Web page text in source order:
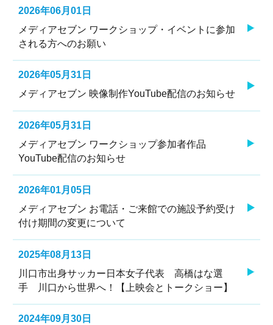
2026年06月01日
メディアセブン ワークショップ・イベントに参加
される方へのお願い
2026年05月31日
メディアセブン 映像制作YouTube配信のお知らせ
2026年05月31日
メディアセブン ワークショップ参加者作品
YouTube配信のお知らせ
2026年01月05日
メディアセブン お電話・ご来館での施設予約受け
付け期間の変更について
2025年08月13日
川口市出身サッカー日本女子代表 高橋はな選
手 川口から世界へ！【上映会とトークショー】
2024年09月30日